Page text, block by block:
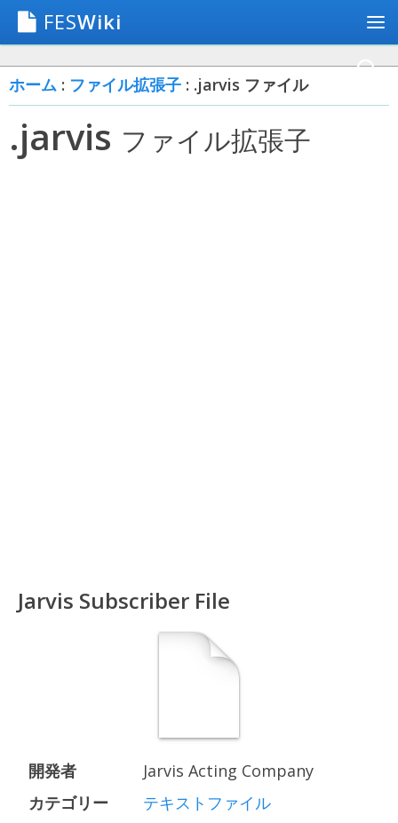
FESWiki
ホーム : ファイル拡張子 : .jarvis ファイル
.jarvis ファイル拡張子
Jarvis Subscriber File
開発者
Jarvis Acting Company
カテゴリー
テキストファイル